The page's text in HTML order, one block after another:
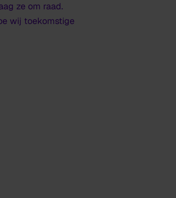
ze om raad.
wij toekomstige